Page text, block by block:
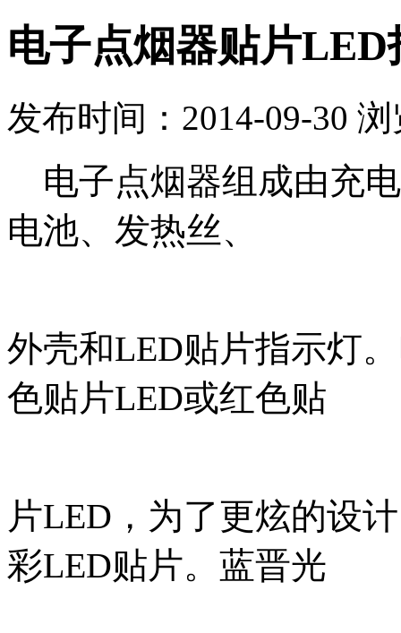
电子点烟器贴片LED
发布时间：2014-09-30
电子点烟器组成由充
电池、发热丝、
外壳和LED贴片指示灯
色贴片LED或红色贴
片LED，为了更炫的设
彩LED贴片。蓝晋光